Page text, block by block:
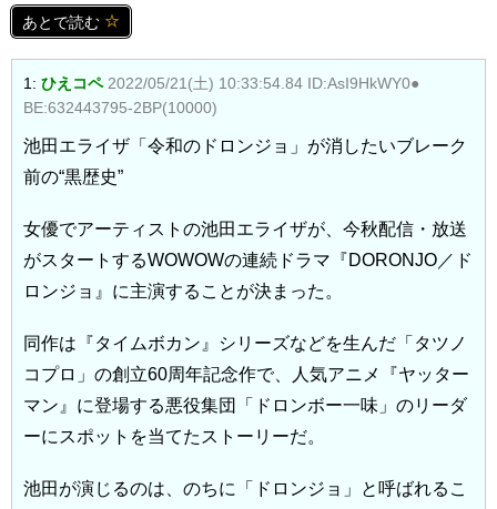
あとで読む
1: ひえコペ 2022/05/21(土) 10:33:54.84 ID:AsI9HkWY0●
BE:632443795-2BP(10000)
池田エライザ「令和のドロンジョ」が消したいブレーク
前の“黒歴史”
女優でアーティストの池田エライザが、今秋配信・放送
がスタートするWOWOWの連続ドラマ『DORONJO／ド
ロンジョ』に主演することが決まった。
同作は『タイムボカン』シリーズなどを生んだ「タツノ
コプロ」の創立60周年記念作で、人気アニメ『ヤッター
マン』に登場する悪役集団「ドロンボー一味」のリーダ
ーにスポットを当てたストーリーだ。
池田が演じるのは、のちに「ドロンジョ」と呼ばれるこ